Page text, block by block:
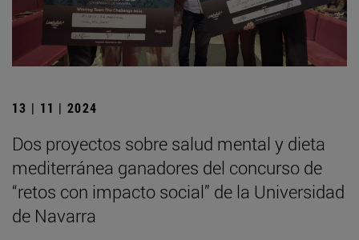
13 | 11 | 2024
Dos proyectos sobre salud mental y dieta
mediterránea ganadores del concurso de
“retos con impacto social” de la Universidad
de Navarra